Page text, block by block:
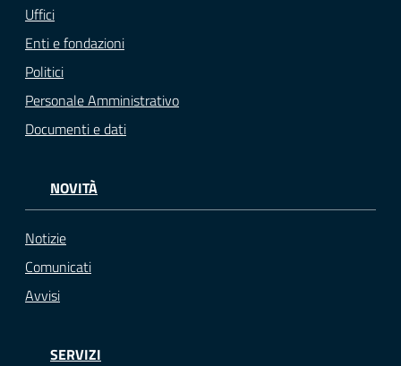
Uffici
Enti e fondazioni
Politici
Personale Amministrativo
Documenti e dati
NOVITÀ
Notizie
Comunicati
Avvisi
SERVIZI